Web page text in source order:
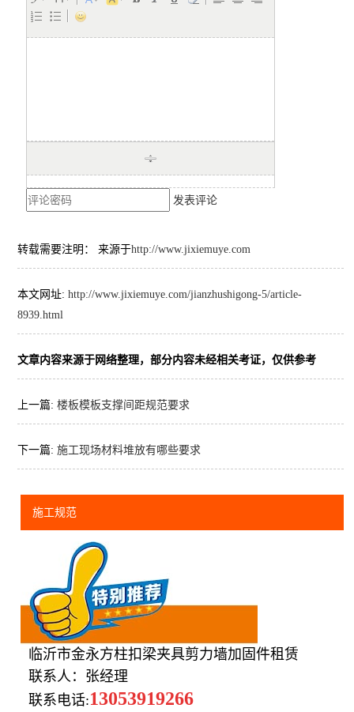
发表评论
转载需要注明： 来源于http://www.jixiemuye.com
本文网址: http://www.jixiemuye.com/jianzhushigong-5/article-
8939.html
文章内容来源于网络整理，部分内容未经相关考证，仅供参考
上一篇: 楼板模板支撑间距规范要求
下一篇: 施工现场材料堆放有哪些要求
施工规范
临沂市金永方柱扣梁夹具剪力墙加固件租赁
联系人：张经理
联系电话:13053919266